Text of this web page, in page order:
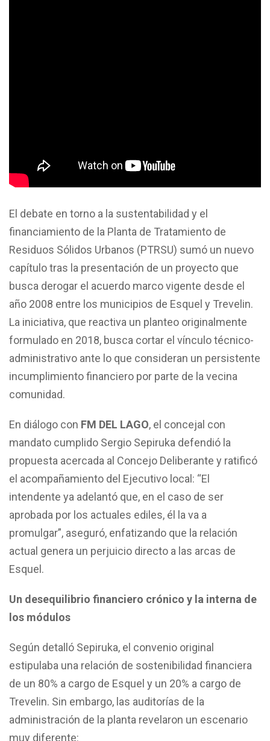
El debate en torno a la sustentabilidad y el
financiamiento de la Planta de Tratamiento de
Residuos Sólidos Urbanos (PTRSU) sumó un nuevo
capítulo tras la presentación de un proyecto que
busca derogar el acuerdo marco vigente desde el
año 2008 entre los municipios de Esquel y Trevelin.
La iniciativa, que reactiva un planteo originalmente
formulado en 2018, busca cortar el vínculo técnico-
administrativo ante lo que consideran un persistente
incumplimiento financiero por parte de la vecina
comunidad.
En diálogo con FM DEL LAGO, el concejal con
mandato cumplido Sergio Sepiruka defendió la
propuesta acercada al Concejo Deliberante y ratificó
el acompañamiento del Ejecutivo local: “El
intendente ya adelantó que, en el caso de ser
aprobada por los actuales ediles, él la va a
promulgar”, aseguró, enfatizando que la relación
actual genera un perjuicio directo a las arcas de
Esquel.
Un desequilibrio financiero crónico y la interna de
los módulos
Según detalló Sepiruka, el convenio original
estipulaba una relación de sostenibilidad financiera
de un 80% a cargo de Esquel y un 20% a cargo de
Trevelin. Sin embargo, las auditorías de la
administración de la planta revelaron un escenario
muy diferente: